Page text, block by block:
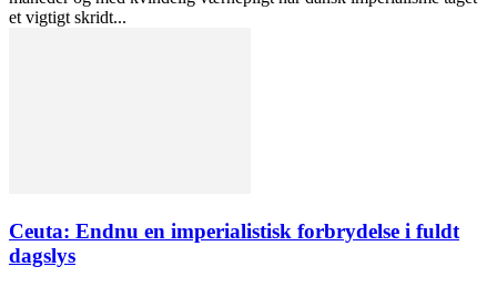
et vigtigt skridt...
Ceuta: Endnu en imperialistisk forbrydelse i fuldt
dagslys